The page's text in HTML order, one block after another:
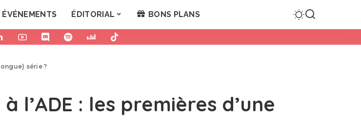
ÉVÉNEMENTS ÉDITORIAL BONS PLANS
série ?
l’ADE : les premières d’une